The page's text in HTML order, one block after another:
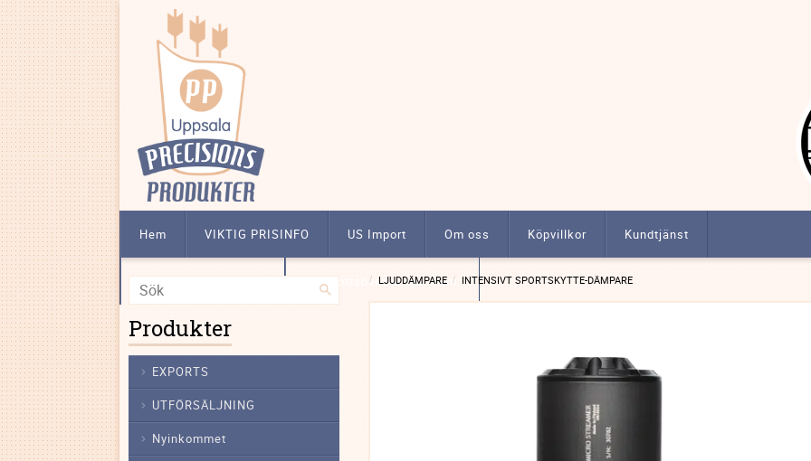
Hem VIKTIG PRISINFO US Import Om oss Köpvillkor Kundtjänst
Att köpa licensbelagt Förskottsbetalningar m.m.
LJUDDÄMPARE INTENSIVT SPORTSKYTTE-DÄMPARE
Produkter
EXPORTS
UTFÖRSÄLJNING
Nyinkommet